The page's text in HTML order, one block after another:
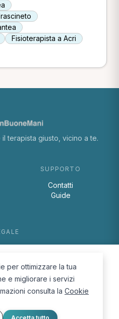
Fisioterapista a Acri
terapista giusto, vicino a te.
SUPPORTO
Contatti
Guide
Policy
per ottimizzare la tua
e migliorare i servizi
consulta la Cookie